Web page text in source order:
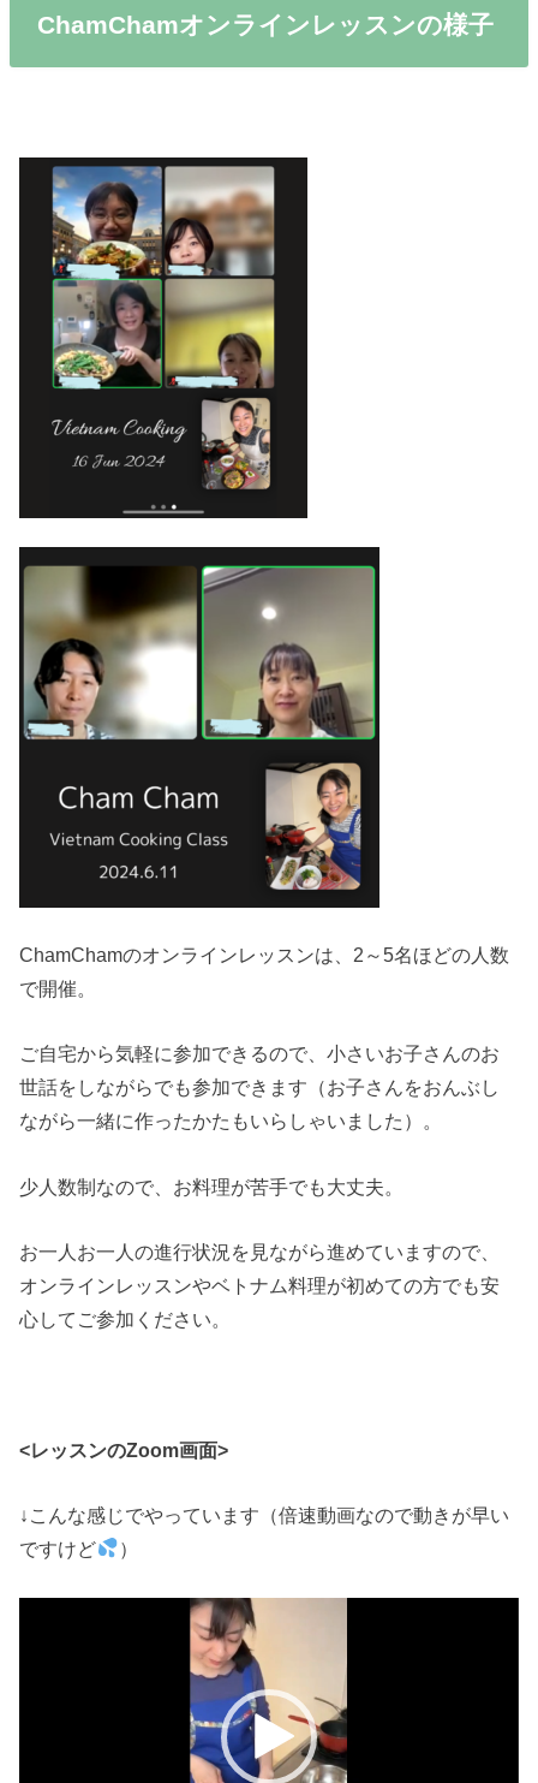
ChamChamオンラインレッスンの様子
ChamChamのオンラインレッスンは、2～5名ほどの人数
で開催。
ご自宅から気軽に参加できるので、小さいお子さんのお
世話をしながらでも参加できます（お子さんをおんぶし
ながら一緒に作ったかたもいらしゃいました）。
少人数制なので、お料理が苦手でも大丈夫。
お一人お一人の進行状況を見ながら進めていますので、
オンラインレッスンやベトナム料理が初めての方でも安
心してご参加ください。
<レッスンのZoom画面>
↓こんな感じでやっています（倍速動画なので動きが早い
ですけど
）